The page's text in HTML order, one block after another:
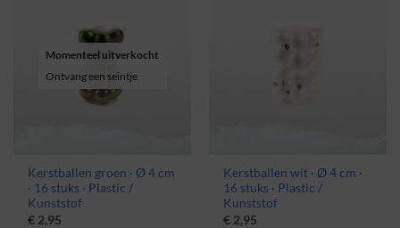
Momenteel uitverkocht
Ontvang een seintje
Kerstballen groen · Ø 4 cm
· 16 stuks · Plastic /
Kunststof
€ 2,95
Kerstballen wit · Ø 4 cm ·
16 stuks · Plastic /
Kunststof
€ 2,95